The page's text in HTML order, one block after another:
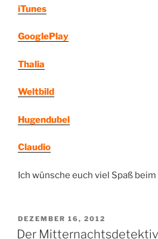
iTunes
GooglePlay
Thalia
Weltbild
Hugendubel
Claudio
Ich wünsche euch viel Spaß
VERÖFFENTLICHT
AM
DEZEMBER 16, 2012
Der